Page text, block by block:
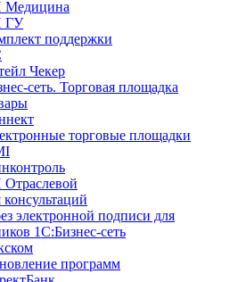
ГУ
поддержки
Чекер
сеть. Торговая площадка
торговые площадки
электронной подписи для
1С:Бизнес-сеть
программ